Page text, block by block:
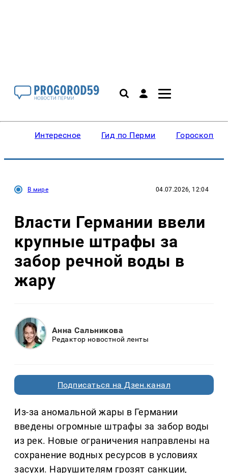
Интересное Гид по Перми Гороскопы
В мире 04.07.2026, 12:04
Власти Германии ввели
крупные штрафы за
забор речной воды в
жару
Анна Сальникова
Редактор новостной ленты
Подписаться на Дзен.канал
Из-за аномальной жары в Германии
введены огромные штрафы за забор воды
из рек. Новые ограничения направлены на
сохранение водных ресурсов в условиях
засухи. Нарушителям грозят санкции,